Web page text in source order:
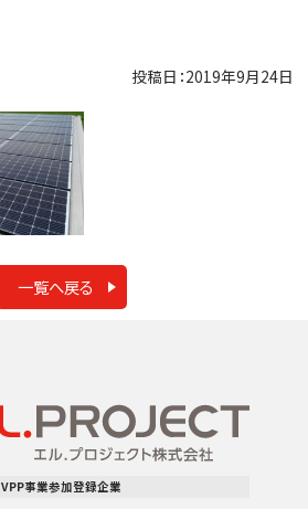
投稿日：2019年9月24日
一覧へ戻る
VPP事業参加登録企業